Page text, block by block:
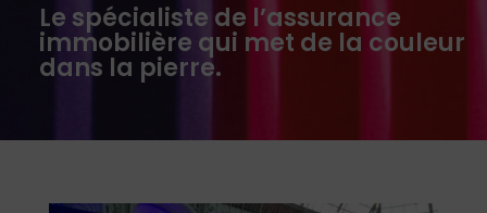
Le spécialiste de l’assurance
immobilière qui met de la couleur
dans la pierre.